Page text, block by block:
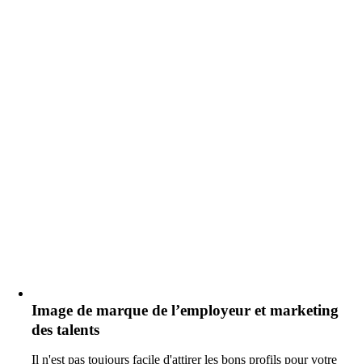
Image de marque de l’employeur et marketing
des talents
Il n'est pas toujours facile d'attirer les bons profils pour votre